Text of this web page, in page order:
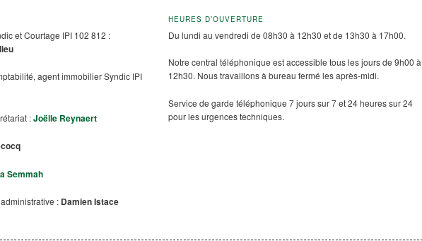
et Courtage IPI 102 812 :
agent immobilier Syndic IPI
:Joëlle Reynaert
Semmah
: Damien Istace
HEURES D’OUVERTURE
Du lundi au vendredi de 08h30 à 12h30 et de 13h30 à 17h00.
Notre central téléphonique est accessible tous les jours de 9h00 à
12h30. Nous travaillons à bureau fermé les après-midi.
Service de garde téléphonique 7 jours sur 7 et 24 heures sur 24
pour les urgences techniques.